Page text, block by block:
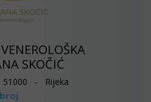
SKOČIĆ
51000 - Rijeka